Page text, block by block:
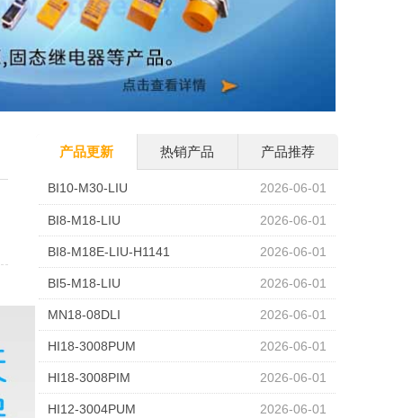
产品更新 热销产品 产品推荐
2026-06-01
BI10-M30-LIU
2026-06-01
BI8-M18-LIU
2026-06-01
BI8-M18E-LIU-H1141
2026-06-01
BI5-M18-LIU
2026-06-01
MN18-08DLI
2026-06-01
HI18-3008PUM
2026-06-01
HI18-3008PIM
2026-06-01
HI12-3004PUM